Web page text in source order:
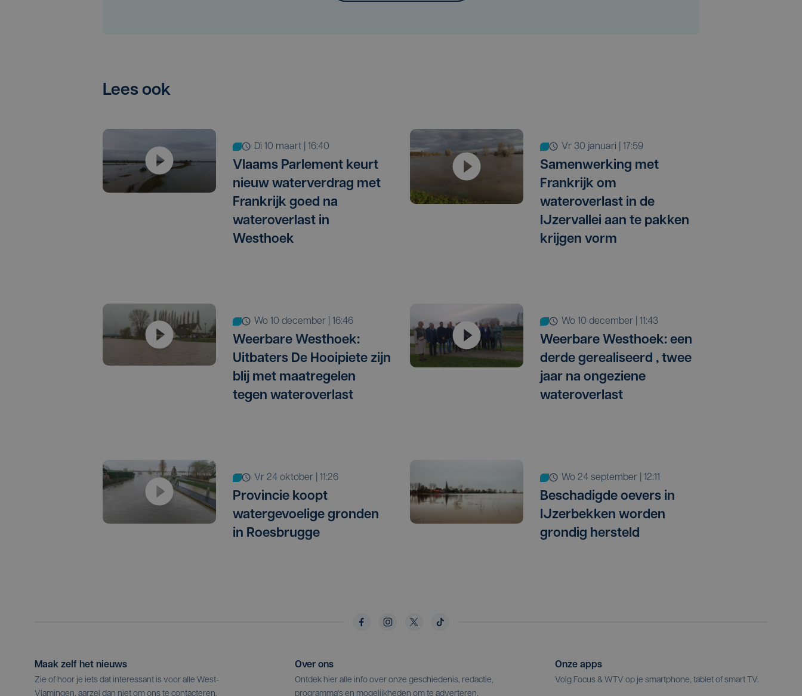
Lees ook
di 10 maart | 16:40
Vlaams Parlement keurt
nieuw waterverdrag met
Frankrijk goed na
wateroverlast in
Westhoek
vr 30 januari | 17:59
Samenwerking met
Frankrijk om
wateroverlast in de
IJzervallei aan te pakken
krijgen vorm
wo 10 december | 16:46
Weerbare Westhoek:
Uitbaters De Hooipiete zijn
blij met maatregelen
tegen wateroverlast
wo 10 december | 11:43
Weerbare Westhoek: een
derde gerealiseerd , twee
jaar na ongeziene
wateroverlast
vr 24 oktober | 11:26
Provincie koopt
watergevoelige gronden
in Roesbrugge
wo 24 september | 12:11
Beschadigde oevers in
IJzerbekken worden
grondig hersteld
Maak zelf het nieuws
Zie of hoor je iets dat interessant is voor alle West-
Vlamingen, aarzel dan niet om ons te contacteren.
Over ons
Ontdek hier alle info over onze geschiedenis, redactie,
programma's en mogelijkheden om te adverteren.
Onze apps
Volg Focus & WTV op je smartphone, tablet of smart TV.